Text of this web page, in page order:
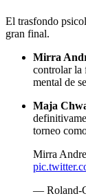
El trasfondo
gran final.
Mirra
controlar la
mental de
Maja
torneo
Mirra
— Roland-